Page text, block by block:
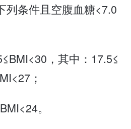
列条件且空腹血糖<7.0
，其中：17.5≤
；
。